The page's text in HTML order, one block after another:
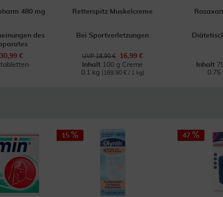
480 mg
des
30,99 €
Retterspitz Muskelcreme
Bei Sportverletzungen
UVP 18,90 €
16,99 €
Inhalt 100 g Creme
0.1 kg (169,90 € / 1 kg)
Inhalt
0.75 l
15 47